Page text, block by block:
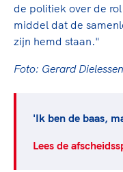
de politiek over de
middel dat de
zijn hemd staan."
Foto: Gerard
'Ik ben de baas,
Lees de